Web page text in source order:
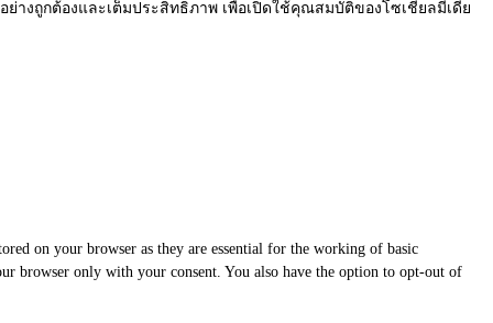
างถูกต้องและเต็มประสิทธิภาพ เพื่อเปิดใช้คุณสมบัติของโซเชียลมีเดีย
on your browser as they are essential for the working of basic
browser only with your consent. You also have the option to opt-out of